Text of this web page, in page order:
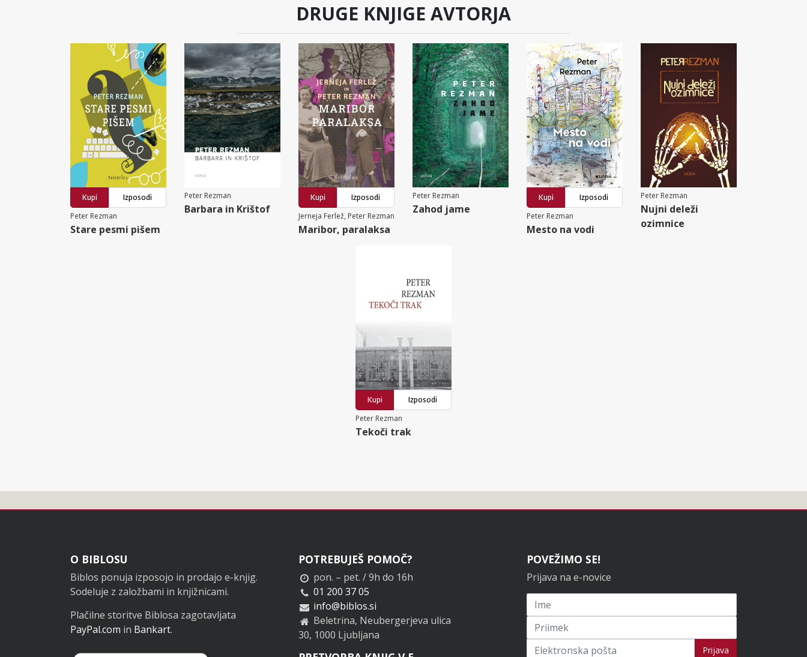
DRUGE KNJIGE AVTORJA
Kupi
Izposodi
Peter Rezman
Stare pesmi pišem
Peter Rezman
Barbara in Krištof
Kupi
Izposodi
Jerneja Ferlež, Peter Rezman
Maribor, paralaksa
Peter Rezman
Zahod jame
Kupi
Izposodi
Peter Rezman
Mesto na vodi
Peter Rezman
Nujni deleži
ozimnice
Kupi
Izposodi
Peter Rezman
Tekoči trak
Noga
O BIBLOSU
Biblos ponuja izposojo in prodajo e-knjig.
Sodeluje z založbami in knjižnicami.
Plačilne storitve Biblosa zagotavljata
PayPal.com in Bankart.
POTREBUJEŠ POMOČ?
pon. – pet. / 9h do 16h
01 200 37 05
info@biblos.si
Beletrina, Neubergerjeva ulica
30, 1000 Ljubljana
POVEŽIMO SE!
Prijava na e-novice
Prijavi se na novice Prijava